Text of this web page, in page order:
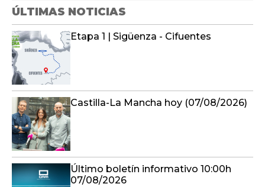
ÚLTIMAS NOTICIAS
Etapa 1 | Sigüenza - Cifuentes
Castilla-La Mancha hoy (07/08/2026)
Último boletín informativo 10:00h
07/08/2026